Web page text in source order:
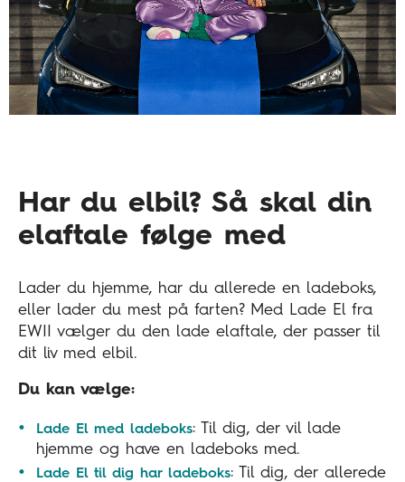
Har du elbil? Så skal din
elaftale følge med
Lader du hjemme, har du allerede en ladeboks,
eller lader du mest på farten? Med Lade El fra
EWII vælger du den lade elaftale, der passer til
dit liv med elbil.
Du kan vælge:
Lade El med ladeboks: Til dig, der vil lade
hjemme og have en ladeboks med.
Lade El til dig har ladeboks: Til dig, der allerede